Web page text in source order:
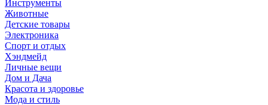
Инструменты
Животные
Детские товары
Электроника
Спорт и отдых
Хэндмейд
Личные вещи
Дом и Дача
Красота и здоровье
Мода и стиль